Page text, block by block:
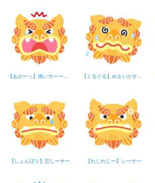
【ぐるぐる】めまいがするサー
【しょんぼり】悲しーサー 【わじわじー】シーサー